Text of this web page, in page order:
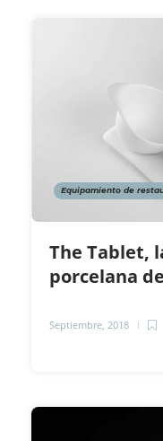
Equipamiento de
The Tablet,
porcelana
Septiembre, 2018